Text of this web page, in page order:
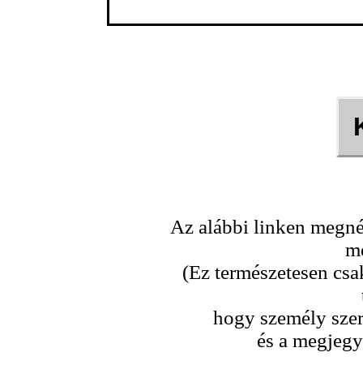
Az alábbi linken
(Ez természetesen
hogy személy
és a